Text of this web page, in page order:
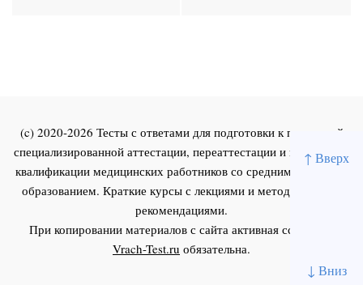
↑ Вверх
↓ Вниз
(c) 2020-2026 Тесты с ответами для подготовки к первичной
специализированной аттестации, переаттестации и повышения
квалификации медицинских работников со средним и высшим
образованием. Краткие курсы с лекциями и методическими
рекомендациями.
При копировании материалов с сайта активная ссылка на
Vrach-Test.ru обязательна.